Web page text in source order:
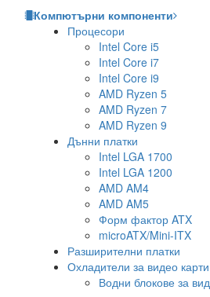
Компютърни компоненти
Процесори
Intel Core i5
Intel Core i7
Intel Core i9
AMD Ryzen 5
AMD Ryzen 7
AMD Ryzen 9
Дънни платки
Intel LGA 1700
Intel LGA 1200
AMD AM4
AMD AM5
Форм фактор ATX
microATX/Mini-ITX
Разширителни платки
Охладители за видео карти
Водни блокове за